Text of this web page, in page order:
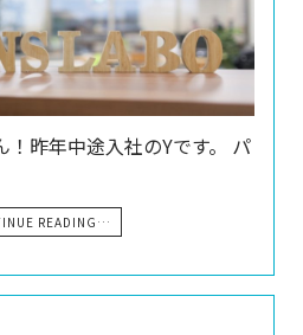
！昨年中途入社のYです。 パ
READING…